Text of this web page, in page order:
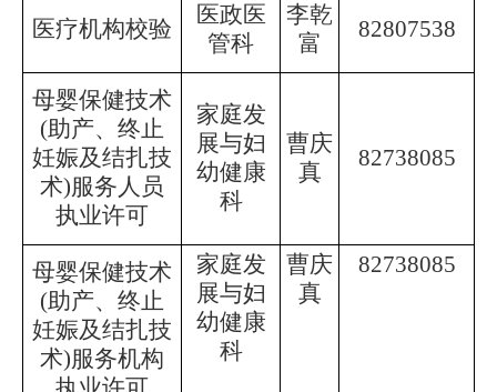
医疗机构校验
医政医
管科
李乾
富
82807538
母婴保健技术
(助产、终止
妊娠及结扎技
术)服务人员
执业许可
家庭发
展与妇
幼健康
科
曹庆
真
82738085
母婴保健技术
(助产、终止
妊娠及结扎技
术)服务机构
家庭发
展与妇
幼健康
科
曹庆
真
82738085